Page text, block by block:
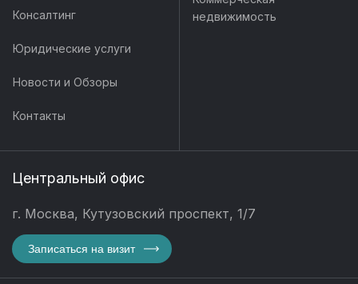
Консалтинг
Юридические услуги
Новости и Обзоры
Контакты
недвижимость
Центральный офис
г. Москва, Кутузовский проспект, 1/7
Записаться на визит